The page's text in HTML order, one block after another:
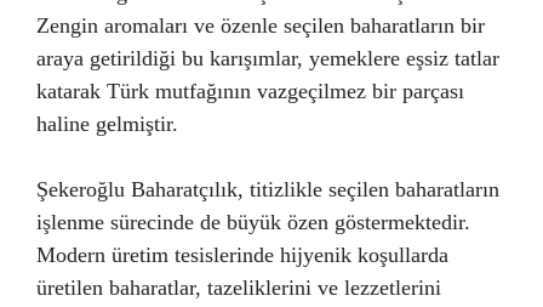
Zengin aromaları ve özenle seçilen baharatların bir
araya getirildiği bu karışımlar, yemeklere eşsiz tatlar
katarak Türk mutfağının vazgeçilmez bir parçası
haline gelmiştir.
Şekeroğlu Baharatçılık, titizlikle seçilen baharatların
işlenme sürecinde de büyük özen göstermektedir.
Modern üretim tesislerinde hijyenik koşullarda
üretilen baharatlar, tazeliklerini ve lezzetlerini